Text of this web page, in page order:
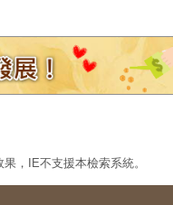
，IE不支援本檢索系統。